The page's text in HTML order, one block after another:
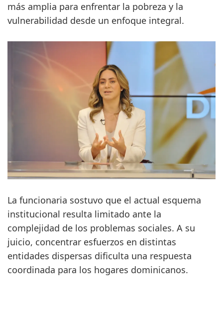
más amplia para enfrentar la pobreza y la
vulnerabilidad desde un enfoque integral.
La funcionaria sostuvo que el actual esquema
institucional resulta limitado ante la
complejidad de los problemas sociales. A su
juicio, concentrar esfuerzos en distintas
entidades dispersas dificulta una respuesta
coordinada para los hogares dominicanos.